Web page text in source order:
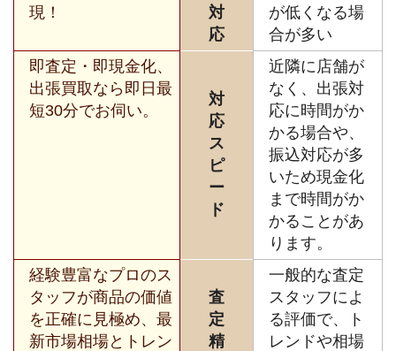
現！
対
応
が低くなる場
合が多い
即査定・即現金化、
出張買取なら即日最
短30分でお伺い。
対
応
ス
ピ
ー
ド
近隣に店舗が
なく、出張対
応に時間がか
かる場合や、
振込対応が多
いため現金化
まで時間がか
かることがあ
ります。
経験豊富なプロのス
タッフが商品の価値
を正確に見極め、最
新市場相場とトレン
査
定
精
一般的な査定
スタッフによ
る評価で、ト
レンドや相場